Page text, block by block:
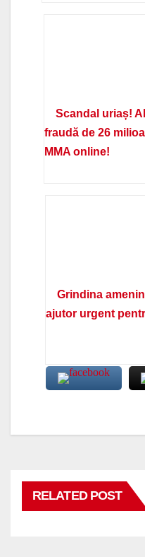
Scandal uriaș!
fraudă de 26
MMA online!
Grindina
ajutor urgent
RELATED POST